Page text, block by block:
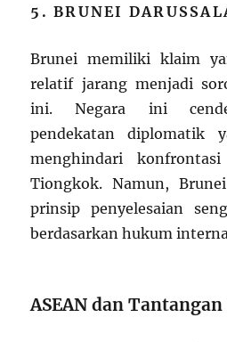
5. BRUNEI
Brunei memiliki klaim
relatif jarang menjadi
ini. Negara ini
pendekatan diplomatik
menghindari
Tiongkok. Namun,
prinsip penyelesaian
berdasarkan hukum
ASEAN dan